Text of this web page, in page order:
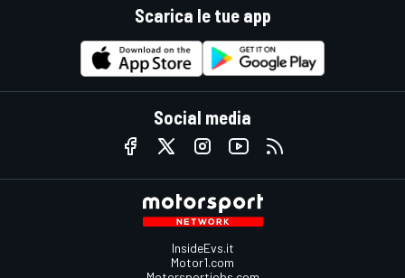
Scarica le tue app
Social media
InsideEvs.it
Motor1.com